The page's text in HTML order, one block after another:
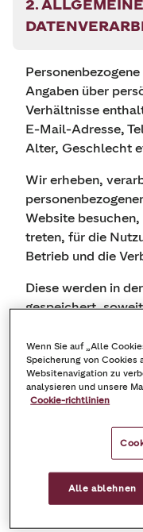
2.
Angaben über
Verhältnisse
E-Mail-Adresse,
Alter, Geschlecht
Wir erheben,
Website
treten, für die
Betrieb und die
Diese werden in
gespeichert,
Sie bei uns etwas
b und c DSGVO).
Ist die
überwiegt dieses
Vertraulichkeit
Ihrer
berechtigten
lit. f DSGVO).
Wenn Sie auf „Alle
Speicherung von Cookies
Websitenavigation zu
analysieren und unsere
Cookie-richtlinien
Alle ablehnen